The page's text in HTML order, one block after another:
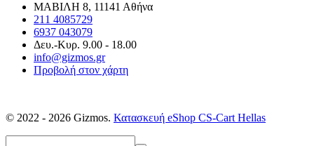
ΜΑΒΙΛΗ 8, 11141 Αθήνα
211 4085729
6937 043079
Δευ.-Κυρ. 9.00 - 18.00
info@gizmos.gr
Προβολή στον χάρτη
© 2022 - 2026 Gizmos. Κατασκευή eShop CS-Cart Hellas